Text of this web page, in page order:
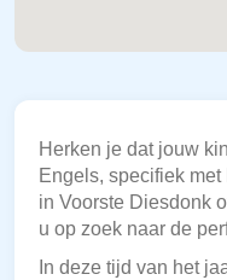
Herken je dat jouw
Engels, specifiek
in Voorste Diesdonk
u op zoek naar de
In deze tijd van het